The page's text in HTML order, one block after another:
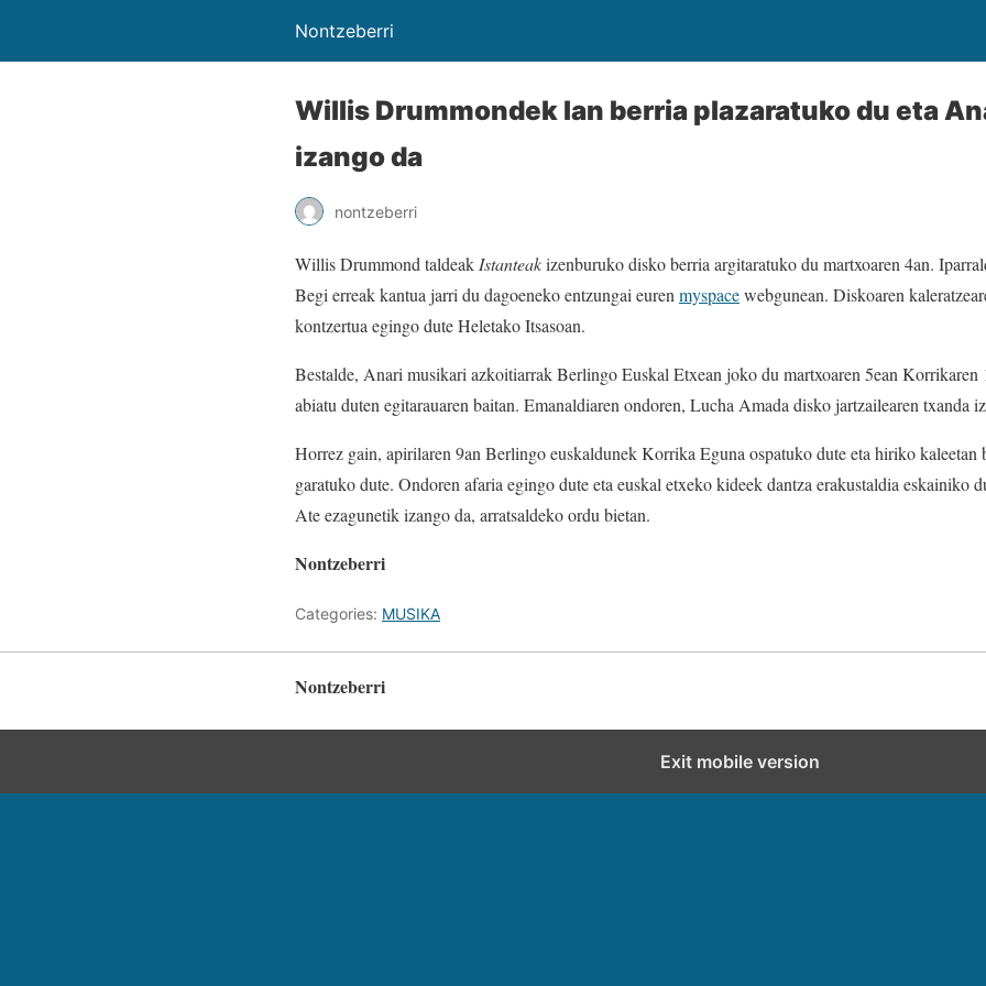
Nontzeberri
Willis Drummondek lan berria plazaratuko du eta
izango da
nontzeberri
Willis Drummond taldeak Istanteakizenburuko disko berria argitaratuko du martxoaren 4an.
Begi erreak kantua jarri du dagoeneko entzungai euren myspacewebgunean. Diskoaren
kontzertua egingo dute Heletako Itsasoan.
Bestalde, Anari musikari azkoitiarrak Berlingo Euskal Etxean joko du martxoaren 5ean Korrikaren
abiatu duten egitarauaren baitan. Emanaldiaren ondoren, Lucha Amada disko jartzailearen txanda
Horrez gain, apirilaren 9an Berlingo euskaldunek Korrika Eguna ospatuko dute eta hiriko
garatuko dute. Ondoren afaria egingo dute eta euskal etxeko kideek dantza erakustaldia eskainiko
Ate ezagunetik izango da, arratsaldeko ordu bietan.
Nontzeberri
Categories: MUSIKA
Nontzeberri
Exit mobile version